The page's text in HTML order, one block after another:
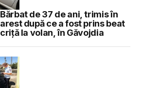
Bărbat de 37 de ani, trimis în
arest după ce a fost prins beat
criță la volan, în Găvojdia